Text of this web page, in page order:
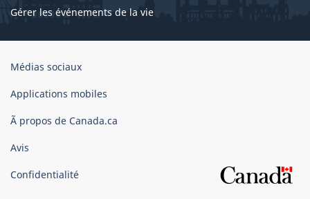
Gérer les événements de la vie
Organisation
gouvernement
Canada
Médias sociaux
Applications mobiles
Ã propos de Canada.ca
Avis
Confidentialité